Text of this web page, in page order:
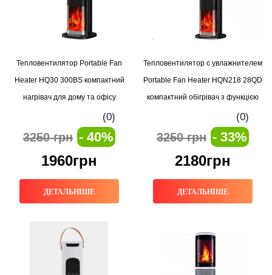
Тепловентилятор Portable Fan
Heater HQ30 300BS компактний
нагрівач для дому та офісу
(0)
3250 грн - 40%
1960грн
ДЕТАЛЬНІШЕ
Тепловентилятор с увлажнителем
Portable Fan Heater HQN218 28QD
компактний обігрівач з функцією
(0)
3250 грн - 33%
2180грн
ДЕТАЛЬНІШЕ